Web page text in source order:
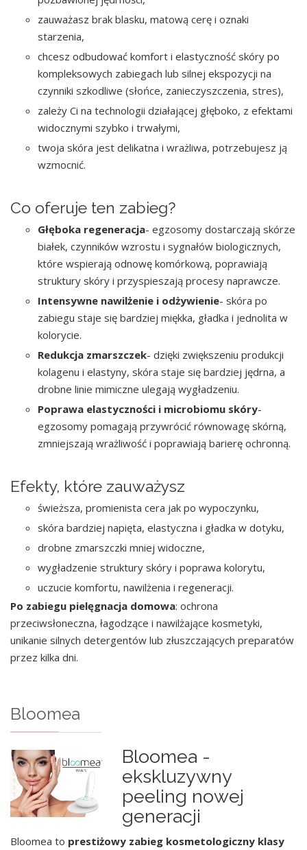
zauważasz brak blasku, matową cerę i oznaki
starzenia,
chcesz odbudować komfort i elastyczność skóry po
kompleksowych zabiegach lub silnej ekspozycji na
czynniki szkodliwe (słońce, zanieczyszczenia, stres),
zależy Ci na technologii działającej głęboko, z efektami
widocznymi szybko i trwałymi,
twoja skóra jest delikatna i wrażliwa, potrzebujesz ją
wzmocnić.
Co oferuje ten zabieg?
Głęboka regeneracja- egzosomy dostarczają skórze
białek, czynników wzrostu i sygnałów biologicznych,
które wspierają odnowę komórkową, poprawiają
struktury skóry i przyspieszają procesy naprawcze.
Intensywne nawilżenie i odżywienie- skóra po
zabiegu staje się bardziej miękka, gładka i jednolita w
kolorycie.
Redukcja zmarszczek- dzięki zwiększeniu produkcji
kolagenu i elastyny, skóra staje się bardziej jędrna, a
drobne linie mimiczne ulegają wygładzeniu.
Poprawa elastyczności i microbiomu skóry-
egzosomy pomagają przywrócić równowagę skórną,
zmniejszają wrażliwość i poprawiają barierę ochronną.
Efekty, które zauważysz
świeższa, promienista cera jak po wypoczynku,
skóra bardziej napięta, elastyczna i gładka w dotyku,
drobne zmarszczki mniej widoczne,
wygładzenie struktury skóry i poprawa kolorytu,
uczucie komfortu, nawilżenia i regeneracji.
Po zabiegu pielęgnacja domowa: ochrona
przeciwsłoneczna, łagodzące i nawilżające kosmetyki,
unikanie silnych detergentów lub złuszczających preparatów
przez kilka dni.
Bloomea
Bloomea -
ekskluzywny
peeling nowej
generacji
Bloomea to prestiżowy zabieg kosmetologiczny klasy